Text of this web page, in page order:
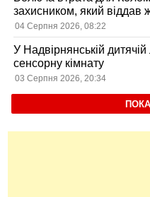
захисником, який віддав
04 Серпня 2026, 08:22
У Надвірнянській дитячій
сенсорну кімнату
03 Серпня 2026, 20:34